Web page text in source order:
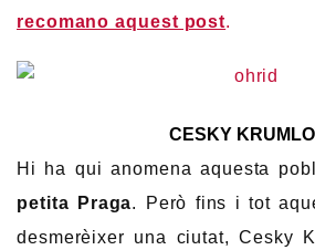
recomano aquest post.
CESKY
Hi ha qui anomena aquesta
petita Praga. Però fins i tot
desmerèixer una ciutat, Cesky